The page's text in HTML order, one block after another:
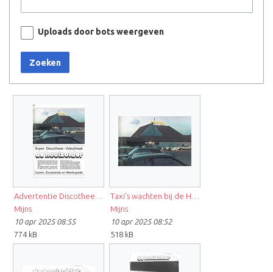
Uploads door bots weergeven
Zoeken
Mijns
10 apr 2025 08:55
774 kB
Mijns
10 apr 2025 08:52
518 kB